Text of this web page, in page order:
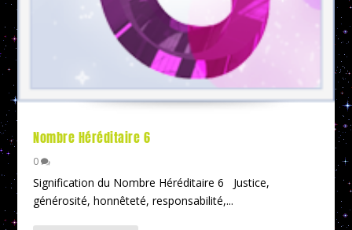
Nombre Héréditaire 6
0
Signification du Nombre Héréditaire 6 Justice,
générosité, honnêteté, responsabilité,...